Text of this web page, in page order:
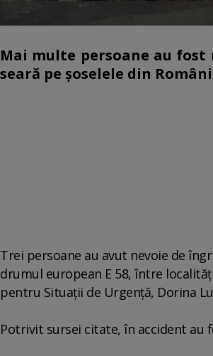
Mai multe persoane au
seară pe șoselele din
Trei persoane au avut nevoie de
drumul european E 58, între
pentru Situaţii de Urgenţă, Dorina
Potrivit sursei citate, în accident